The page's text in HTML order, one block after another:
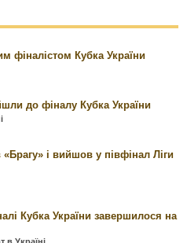
фіналістом Кубка України
до фіналу Кубка України
і вийшов у півфінал Ліги
Кубка України завершилося на